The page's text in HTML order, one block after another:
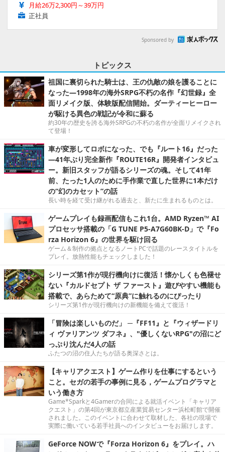
月給26万2,300円～39万円
正社員
Sponsored by
トピックス
祖国に裏切られた騎士は、王の仇敵の娘を護ることに
なった―1998年の海外SRPG不朽の名作『幻世録』全
面リメイク版、体験版配信開始。ダーティーヒーロー
が駆ける異色の戦記が令和に蘇る
約30年の歴史を誇る海外SRPGの不朽の名作が全面リメイクされ
て登場！
車が変形してロボになった、でも『ルート16』だった
―41年ぶり完全新作『ROUTE16R』開発者インタビュ
ー。新旧スタッフが語るシリーズの魂。そして41年
前、たった1人のために手作業で直した世界に1本だけ
の“幻のカセット”の話
長い時を経て受け継がれる過去と、新たに生まれるものとは。
ゲームプレイも録画配信もこれ1台。AMD Ryzen™ AI
プロセッサ搭載の「G TUNE P5-A7G60BK-D」で『Fo
rza Horizon 6』の世界を駆け回る
ゲーム＆制作の拠点となるノートPCで話題のレースタイトルを
プレイ。放熱性能もチェックしました！
シリーズ第1作が現行機向けに復活！懐かしくも色褪せ
ない『カルドセプト ザ ファースト』遊びやすい機能も
搭載で、あらためて“原典”に触れるのにぴったり
シリーズ第1作が現行機向けの新機能を備えて復活！
「冒険は楽しいものだ」 ─『FF11』と『ウィザードリ
ィ ヴァリアンツ ダフネ』、"優しくないRPG"の沼にど
っぷり沈んだ4人の話
ふたつの沼の住人たちが語る奥深さとは。
【キャリアクエスト】ゲーム作りを仕事にするという
こと。セガの若手の事例に見る，ゲームプログラマと
いう働き方
Game*Sparkと4Gamerの合同による就活イベント「キャリア
クエスト」の第4回が東京都立産業貿易センター浜松町館で開催
されました。このイベントに合わせて取材した、各社の現場で
実際に働いている若手社員へのインタビューをお届けします。
GeForce NOWで『Forza Horizon 6』をプレイ。ハ